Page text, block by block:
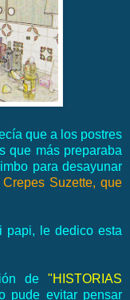
que a los postres
que más preparaba
para desayunar
Suzette, que
papi, le dedico esta
de "HISTORIAS
pude evitar pensar